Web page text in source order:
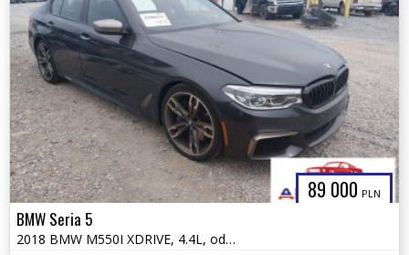
89 000 PLN
BMW Seria 5
2018 BMW M550I XDRIVE, 4.4L, od ubezpieczalni